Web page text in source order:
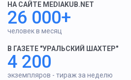
НА САЙТЕ MEDIAKUB.NET
26 000+
человек в месяц
В ГАЗЕТЕ "УРАЛЬСКИЙ ШАХТЕР"
4 200
экземпляров - тираж за неделю